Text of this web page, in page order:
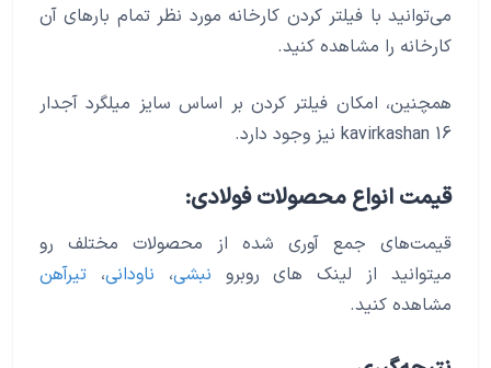
می‌توانید با فیلتر کردن کارخانه مورد نظر تمام بارهای آن
کارخانه را مشاهده کنید.
همچنین، امکان فیلتر کردن بر اساس سایز میلگرد آجدار
16 kavirkashan نیز وجود دارد.
قیمت انواع محصولات فولادی:
قیمت‌های جمع آوری شده از محصولات مختلف رو
میتوانید از لینک های روبرو نبشی، ناودانی، تیرآهن
مشاهده کنید.